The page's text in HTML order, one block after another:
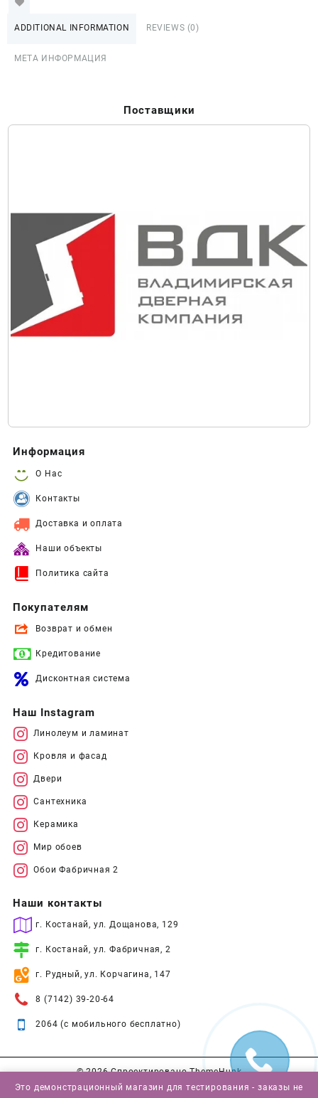
ADDITIONAL INFORMATION REVIEWS (0)
МЕТА ИНФОРМАЦИЯ
Поставщики
Информация
О Нас
Контакты
Доставка и оплата
Наши объекты
Политика сайта
Покупателям
Возврат и обмен
Кредитование
Дисконтная система
Наш Instagram
Линолеум и ламинат
Кровля и фасад
Двери
Сантехника
Керамика
Мир обоев
Обои Фабричная 2
Наши контакты
г. Костанай, ул. Дощанова, 129
г. Костанай, ул. Фабричная, 2
г. Рудный, ул. Корчагина, 147
8 (7142) 39-20-64
2064 (с мобильного бесплатно)
© 2026Спроектировано ThemeHunk
Это демонстрационный магазин для тестирования - заказы не